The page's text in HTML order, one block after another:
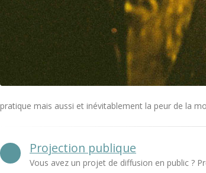
pratique mais aussi et inévitablement la peur de la
Projection publique
Vous avez un projet de diffusion en public ?